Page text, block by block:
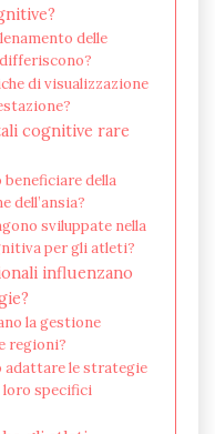
delle
di visualizzazione
cognitive rare
della
dell’ansia?
sviluppate nella
per gli atleti?
influenzano
la gestione
regioni?
adattare le strategie
specifici